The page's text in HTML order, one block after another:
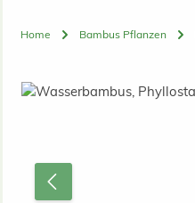
Home Bambus Pflanzen
Bildergalerie überspringen